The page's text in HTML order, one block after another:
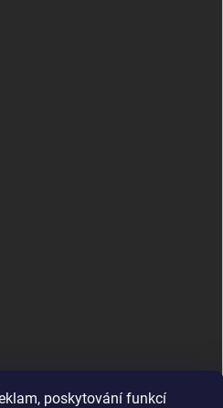
poskytování funkcí
zkusmerino/